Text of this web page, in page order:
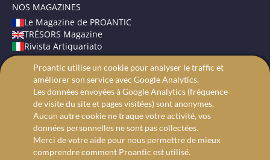
NOS MAGAZINES
Le Magazine de PROANTIC
TRÉSORS Magazine
Rivista Artiquariato
CONDITIONS GÉNÉRALES
Mentions légales
Protection des données
Recherche avancée
Proantic utilise un cookie pour analyser le traffic et
améliorer son service avec Google Analytics.
Les données envoyées à Google Analytics (fréquence
de visite du site et pages visitées) sont anonymes.
Aucun autre cookie ne traque votre activité, vos
données personnelles ne sont pas collectées.
Merci de votre aide pour nous permettre de mieux
comprendre comment Proantic est utilisé.